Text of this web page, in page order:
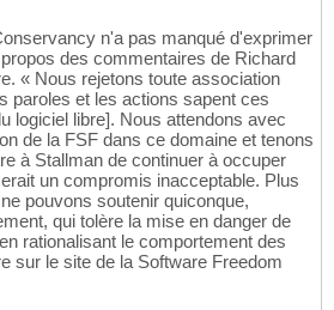
n'a pas manqué d'exprimer
des commentaires de Richard
« Nous rejetons toute association
paroles et les actions sapent ces
logiciel libre]. Nous attendons avec
de la FSF dans ce domaine et tenons
à Stallman de continuer à occuper
un compromis inacceptable. Plus
pouvons soutenir quiconque,
qui tolère la mise en danger de
rationalisant le comportement des
sur le site de la Software Freedom